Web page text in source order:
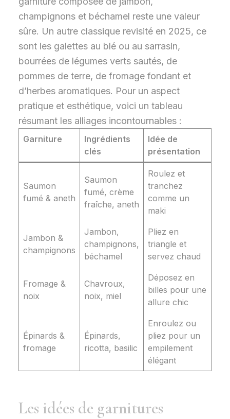
champignons et béchamel reste une valeur
sûre. Un autre classique revisité en 2025, ce
sont les galettes au blé ou au sarrasin,
bourrées de légumes verts sautés, de
pommes de terre, de fromage fondant et
d’herbes aromatiques. Pour un aspect
pratique et esthétique, voici un tableau
résumant les alliages incontournables :
Garniture
Ingrédients
clés
Idée de
présentation
Saumon
fumé & aneth
Saumon
fumé, crème
fraîche, aneth
Roulez et
tranchez
comme un
maki
Jambon &
champignons
Jambon,
champignons,
béchamel
Pliez en
triangle et
servez chaud
Fromage &
noix
Chavroux,
noix, miel
Déposez en
billes pour une
allure chic
Épinards &
fromage
Épinards,
ricotta, basilic
Enroulez ou
pliez pour un
empilement
élégant
Les idées de garnitures